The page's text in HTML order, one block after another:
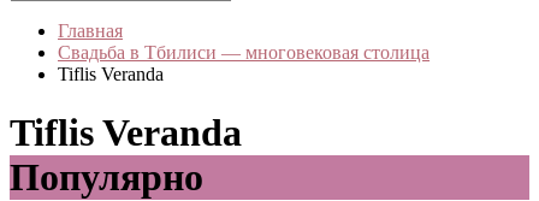
Главная
Свадьба в Тбилиси — многовековая столица
Tiflis Veranda
Tiflis Veranda
Популярно